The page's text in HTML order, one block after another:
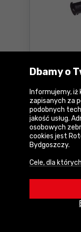
DCG180Z
Cena
659
netto:
Dostępne:
Dbamy o
Informujemy,
zapisanych za
podobnych
jakość usług.
osobowych
cookies jest
Bydgoszczy.
Cele, dla
•
•
działania